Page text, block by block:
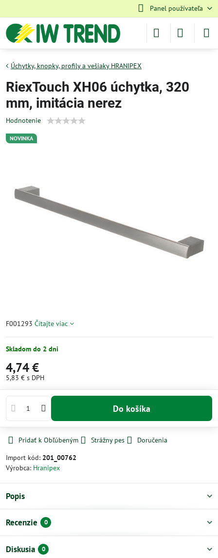
Panel používateľa
NOVINKA
Úchytky, knopky, profily a vešiaky HRANIPEX
RiexTouch XH06 úchytka, 320
mm, imitácia nerez
Hodnotenie
F001293 Čítajte viac
Skladom do 2 dni
4,74 €
5,83 € s DPH
Do košíka
Pridať k Obľúbeným Strážny pes
Doručenia
Import kód: 201_00762
Výrobca: Hranipex
Popis
Recenzie 0
Diskusia 0